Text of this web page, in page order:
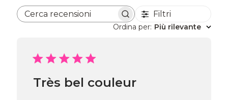
Cerca recensioni Filtri
Ordina per: Più rilevante
Très bel couleur